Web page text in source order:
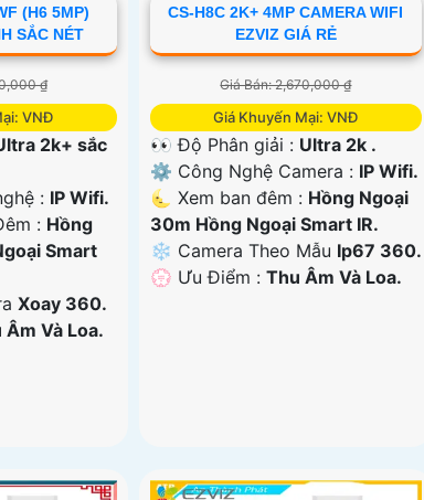
(H6 5MP)
SẮC NÉT
₫
VNĐ
2k+ sắc
: IP Wifi.
: Hồng
Smart
Xoay 360.
Âm Và Loa.
CS-H8C 2K+ 4MP CAMERA WIFI
EZVIZ GIÁ RẺ
Giá Bán: 2,670,000 ₫
Giá Khuyến Mại: VNĐ
👀 Độ Phân giải : Ultra 2k .
⚙ Công Nghệ Camera : IP Wifi.
🌜 Xem ban đêm : Hồng Ngoại
30m Hồng Ngoại Smart IR.
❄ Camera Theo Mẫu Ip67 360.
️💮 Ưu Điểm : Thu Âm Và Loa.